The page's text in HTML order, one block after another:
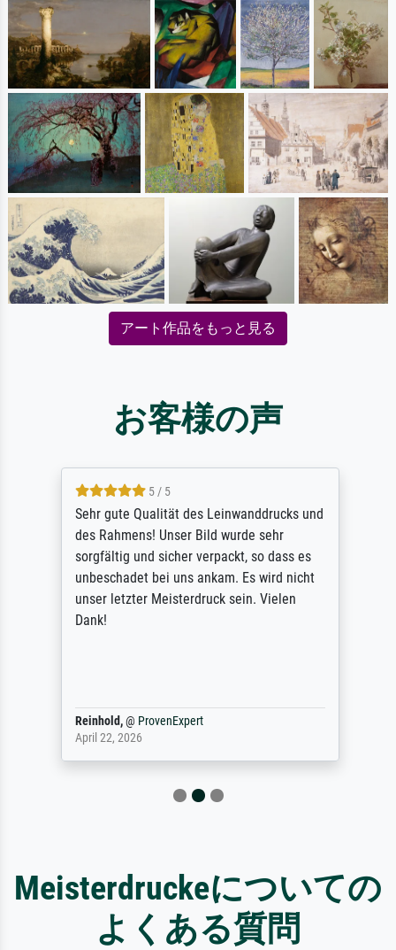
アート作品をもっと見る
お客様の声
5 / 5
Sehr gute Qualität des Leinwanddrucks und
des Rahmens! Unser Bild wurde sehr
sorgfältig und sicher verpackt, so dass es
unbeschadet bei uns ankam. Es wird nicht
unser letzter Meisterdruck sein. Vielen
Dank!
Reinhold,@ ProvenExpert
April 22, 2026
Meisterdruckeについての
よくある質問